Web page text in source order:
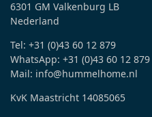
6301 GM Valkenburg LB
Nederland
Tel: +31 (0)43 60 12 879
WhatsApp: +31 (0)43 60 12 879
Mail: info@hummelhome.nl
KvK Maastricht 14085065